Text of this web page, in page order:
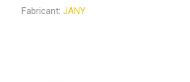
Fabricant: JANY